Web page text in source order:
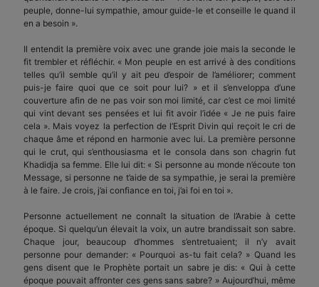
peuple, donne-lui sympathie, amour guide-le et conseille le quand il
en a besoin ».
Il entendit la première voix avec une grande joie mais la seconde le
fit trembler et réfléchir. « Mon peuple en est arrivé à des conditions
telles qu’il semble qu’il y ait peu d’espoir de l’améliorer; comment
puis-je faire quoi que ce soit pour lui? » et il s’enveloppa d’une
couverture afin de ne pas voir son moi limité, car c’est ce moi limité
qui vint devant ses pensées et lui fit avoir l’idée « Je ne puis faire
cela ». Mais voyez la perfection de l’Esprit Divin qui reçoit le cri de
chaque âme et répond en harmonie avec lui. La première personne
qui le crut, qui s’enthousiasma et le consola dans son chagrin fut
Khadidja sa femme. Elle lui dit: « Si personne au monde n’écoute ton
Message, si personne ne t’aide de sa sympathie, je serai la première
à le faire. Je crois, j’ai confiance en toi, j’ai foi en toi ».
Personne actuellement ne connaît la situation de l’Arabie à cette
époque. Si quelqu’un élevait la voix, un autre brandissait son sabre.
Chaque jour, beaucoup d’hommes s’entretuaient; il n’y avait
personne pour demander: « Pourquoi as-tu fait cela? » Quand les
gens disent que le Prophète portait un sabre je dis: « Qui à cette
époque pouvait affronter ces gens sans sabre? » Aujourd’hui, même